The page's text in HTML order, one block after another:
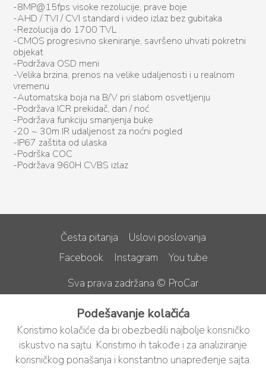
-8MP@15fps visoke rezolucije, prave boje
-AHD / TVI / CVI standard i video izlaz bez gubitaka
-Rezolucija do 1700 TVL
-CMOS progresivno skeniranje, savršeno uhvati pokretni
objekat
-Podržava OSD meni
-Velika brzina, prenos na velike udaljenosti i u realnom
vremenu
-Automatska boja na B/V pri slabom osvetljenju
-Podržava ICR prekidač, dan / noć
-Podržava funkciju smanjenja buke
-20 ~ 30m IR udaljenost za noćni pogled
-IP67 zaštita od ulaska
-Podrška COC
-Podržava 960H CVBS izlaz
Česta pitanja
Uslovi poslovanja
Facebook
Instagram
You tube
Sva prava zadržana © ProCar
Podešavanje kolačića
Koristimo kolačiće da bi obezbedili najbolje korisničko
iskustvo na sajtu. Koristimo ih takođe i za analiziranje
korisničkog ponašanja i konstantno unapređenje sajta.